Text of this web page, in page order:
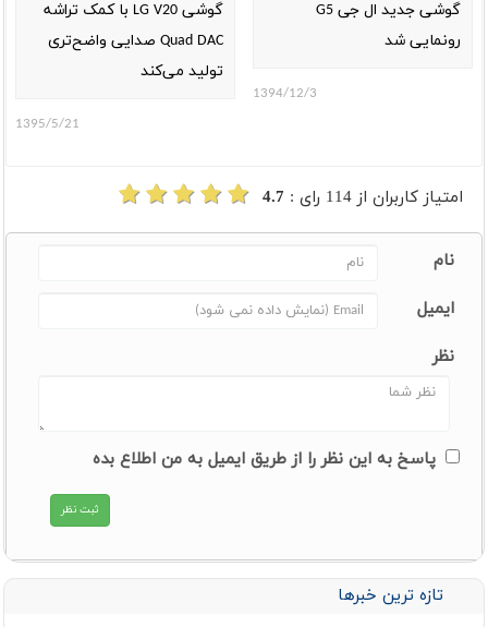
گوشی جدید ال جی G5
رونمایی شد
1394/12/3
گوشی LG V20 با کمک تراشه
Quad DAC صدایی واضح‌تری
تولید می‌کند
1395/5/21
امتیاز کاربران از 114 رای : 4.7
نام
ایمیل
نظر
پاسخ به این نظر را از طریق ایمیل به من اطلاع بده
تازه ترین خبرها